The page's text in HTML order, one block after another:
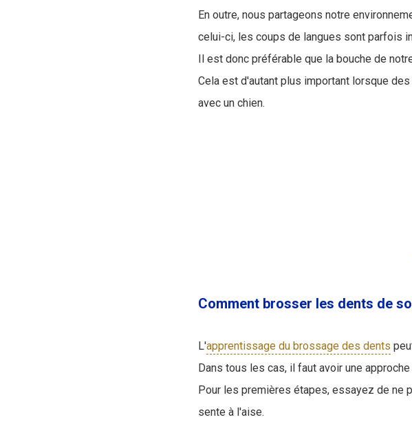
En outre, nous partageons notre
celui-ci, les coups de langues sont parfois
Il est donc préférable que la bouche de
Cela est d'autant plus important lorsque des
avec un chien.
Comment brosser les dents de
L'apprentissage du brossage des dents
Dans tous les cas, il faut avoir une approche
Pour les premières étapes, essayez de ne
sente à l'aise.